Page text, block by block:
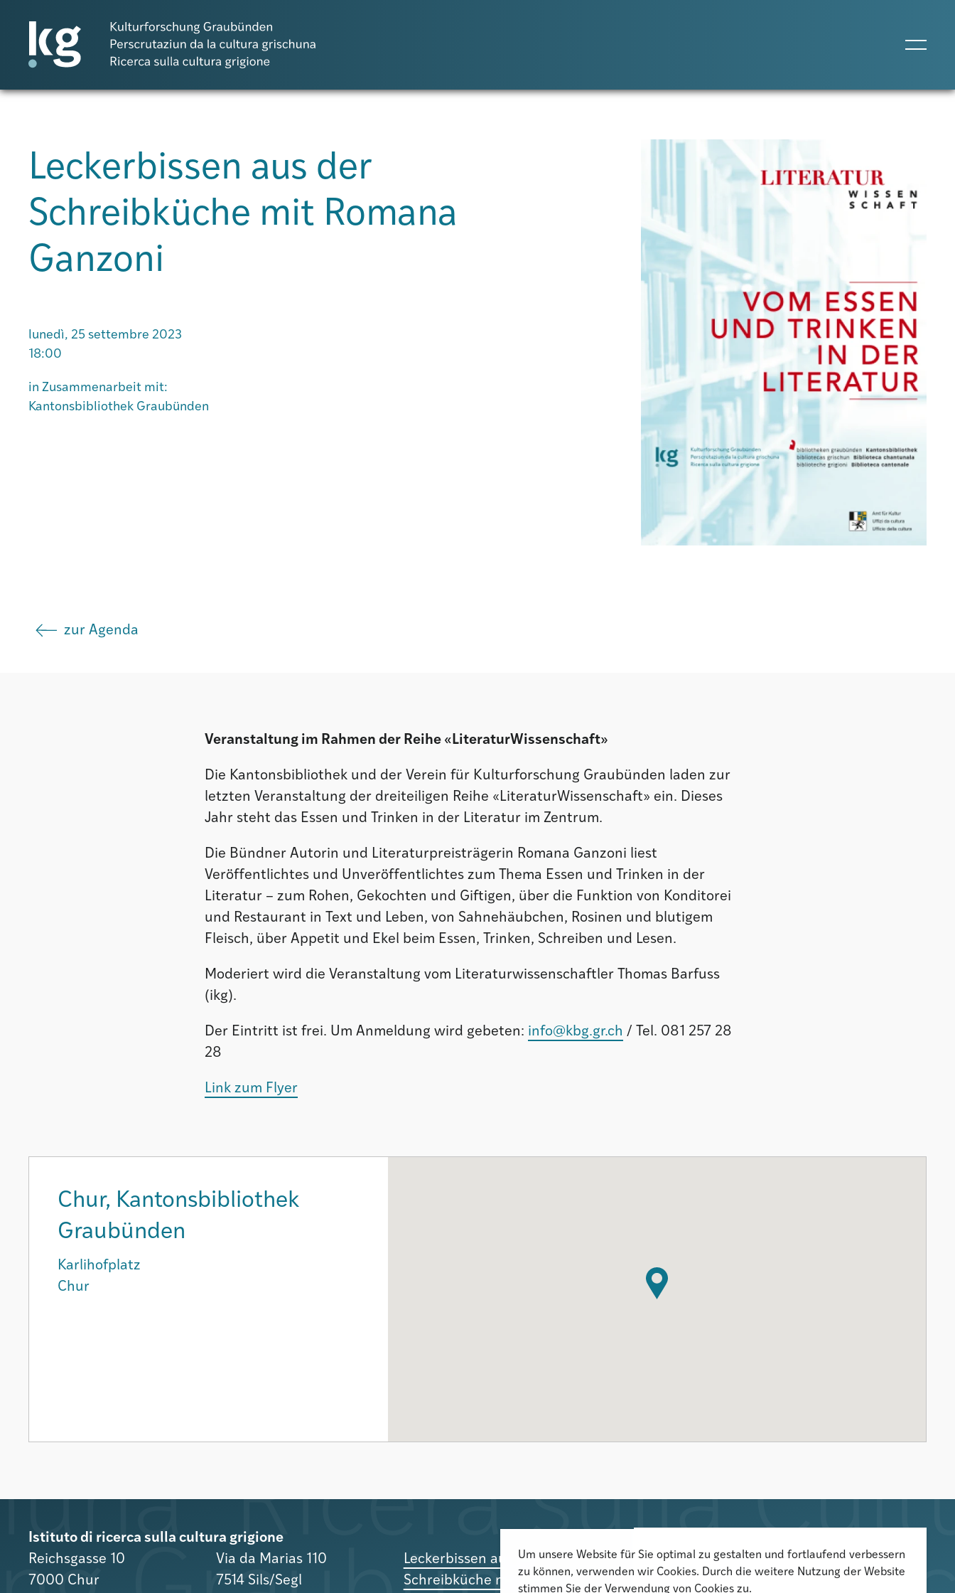
Progetti
Pubblicazioni
Persone
Leckerbissen aus der
Schreibküche mit Romana
Ganzoni
lunedì, 25 settembre 2023
18:00
in Zusammenarbeit mit:
Kantonsbibliothek Graubünden
zur Agenda
Veranstaltung im Rahmen der Reihe «LiteraturWissenschaft»
Die Kantonsbibliothek und der Verein für Kulturforschung Graubünden laden zur
letzten Veranstaltung der dreiteiligen Reihe «LiteraturWissenschaft» ein. Dieses
Jahr steht das Essen und Trinken in der Literatur im Zentrum.
Die Bündner Autorin und Literaturpreisträgerin Romana Ganzoni liest
Veröffentlichtes und Unveröffentlichtes zum Thema Essen und Trinken in der
Literatur – zum Rohen, Gekochten und Giftigen, über die Funktion von Konditorei
und Restaurant in Text und Leben, von Sahnehäubchen, Rosinen und blutigem
Fleisch, über Appetit und Ekel beim Essen, Trinken, Schreiben und Lesen.
Moderiert wird die Veranstaltung vom Literaturwissenschaftler Thomas Barfuss
(ikg).
Der Eintritt ist frei. Um Anmeldung wird gebeten: info@kbg.gr.ch / Tel. 081 257 28
28
Link zum Flyer
Chur, Kantonsbibliothek
Graubünden
Karlihofplatz
Chur
Istituto di ricerca sulla cultura grigione
Reichsgasse 10
7000 Chur
Via da Marias 110
7514 Sils/Segl
Leckerbissen aus der
Schreibküche mit Romana
Der Newsletter informiert über
aktuelle Veranstaltungen,
Um unsere Website für Sie optimal zu gestalten und fortlaufend verbessern
zu können, verwenden wir Cookies. Durch die weitere Nutzung der Website
stimmen Sie der Verwendung von Cookies zu.